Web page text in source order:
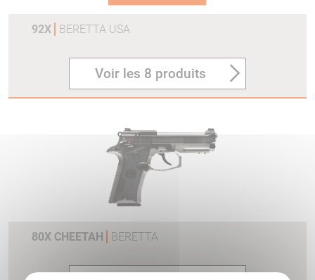
92X BERETTA USA
Voir les 8 produits
80X CHEETAH BERETTA